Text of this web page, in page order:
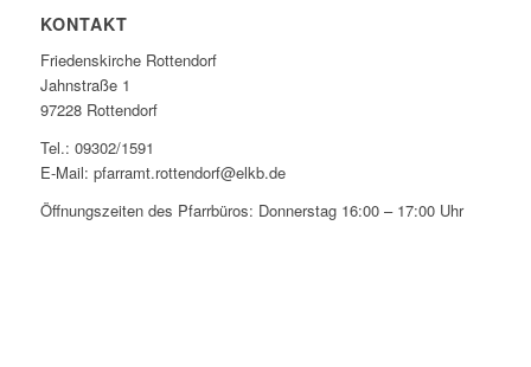
KONTAKT
Friedenskirche Rottendorf
Jahnstraße 1
97228 Rottendorf
Tel.: 09302/1591
E-Mail: pfarramt.rottendorf@elkb.de
Öffnungszeiten des Pfarrbüros: Donnerstag 16:00 – 17:00 Uhr